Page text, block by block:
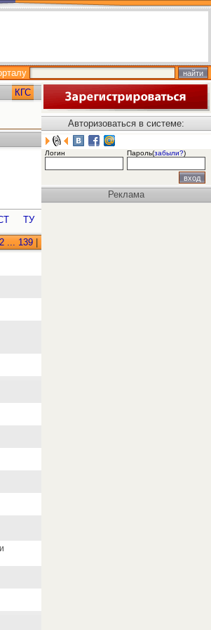
КГС
ТУ
... 139
Авторизоваться в системе:
Логин Пароль(забыли?)
Реклама